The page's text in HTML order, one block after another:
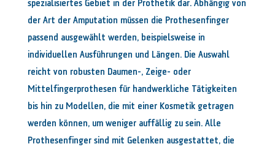
spezialisiertes Gebiet in der Prothetik dar. Abhängig von
der Art der Amputation müssen die Prothesenfinger
passend ausgewählt werden, beispielsweise in
individuellen Ausführungen und Längen. Die Auswahl
reicht von robusten Daumen-, Zeige- oder
Mittelfingerprothesen für handwerkliche Tätigkeiten
bis hin zu Modellen, die mit einer Kosmetik getragen
werden können, um weniger auffällig zu sein. Alle
Prothesenfinger sind mit Gelenken ausgestattet, die